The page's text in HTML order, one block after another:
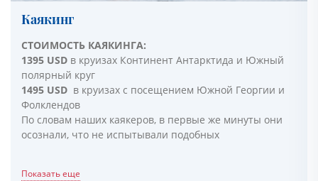
Каякинг
СТОИМОСТЬ КАЯКИНГА:
1395 USD в круизах Континент Антарктида и Южный
полярный круг
1495 USD в круизах с посещением Южной Георгии и
Фолклендов
По словам наших каякеров, в первые же минуты они
осознали, что не испытывали подобных
Показать еще